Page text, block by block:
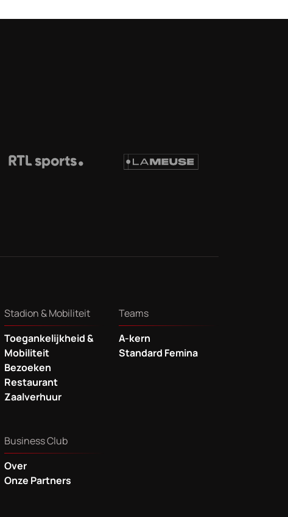
Stadion & Mobiliteit
Toegankelijkheid &
Mobiliteit
Bezoeken
Restaurant
Zaalverhuur
Teams
A-kern
Standard Femina
Business Club
Over
Onze Partners